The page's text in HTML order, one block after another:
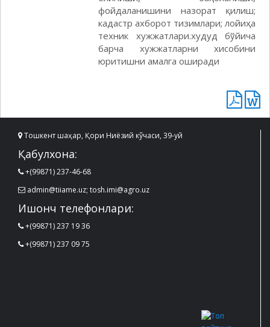
фойдаланишини назорат қилиш;
кадастр ахборот тизимлари; лойиҳа
техник хужжатлари.худуд бўйича
барча хужжатларни хисобини
юритишни амалга оширади
Тошкент шаҳар, Қори Ниёзий кўчаси, 39-уй
Қабулхона:
+(99871) 237-46-68
admin@tiiame.uz; tosh.imi@agro.uz
Ишонч телефонлари:
+(99871) 237 19 36
+(99871) 237 09 75